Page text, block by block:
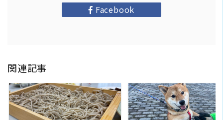
Facebook
関連記事
READ MORE READ MORE